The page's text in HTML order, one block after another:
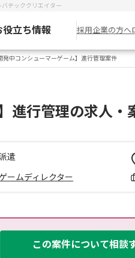
テッククリエイター
役立ち情報 採用企業の方へ
発中コンシューマーゲーム】進行管理案件
進行管理の求人・
遣
ゲームディレクター
この案件について相談